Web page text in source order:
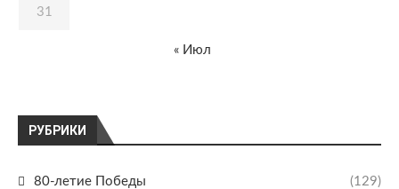
РУБРИКИ
80-летие Победы (129)
31
« Июл